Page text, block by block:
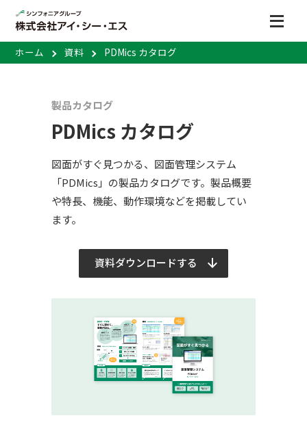
ホーム 資料 PDMics カタログ
製品カタログ
PDMics カタログ
図面がすぐ見つかる、図面管理システム
「PDMics」の製品カタログです。製品概要
や特長、機能、動作環境などを掲載してい
ます。
資料ダウンロードする